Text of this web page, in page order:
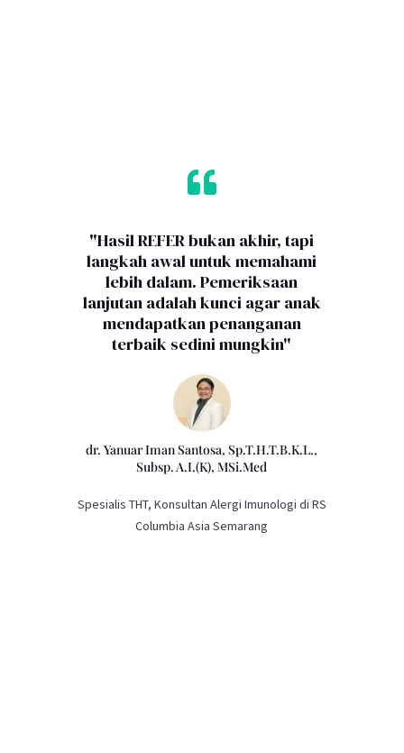

"Hasil REFER bukan akhir, tapi
langkah awal untuk memahami
lebih dalam. Pemeriksaan
lanjutan adalah kunci agar anak
mendapatkan penanganan
terbaik sedini mungkin"
dr. Yanuar Iman Santosa, Sp.T.H.T.B.K.L.,
Subsp. A.I.(K), MSi.Med
Spesialis THT, Konsultan Alergi Imunologi di RS
Columbia Asia Semarang